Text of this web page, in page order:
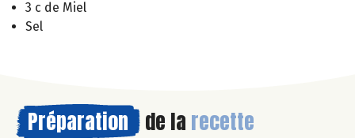
3 c de Miel
Sel
Préparation de la recette